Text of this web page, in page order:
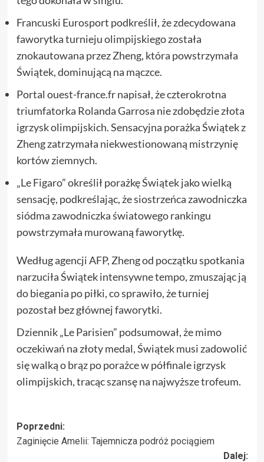
Francuski Eurosport podkreślił, że zdecydowana
faworytka turnieju olimpijskiego została
znokautowana przez Zheng, która powstrzymała
Świątek, dominującą na mączce.
Portal ouest-france.fr napisał, że czterokrotna
triumfatorka Rolanda Garrosa nie zdobędzie złota
igrzysk olimpijskich. Sensacyjna porażka Świątek z
Zheng zatrzymała niekwestionowaną mistrzynię
kortów ziemnych.
„Le Figaro” określił porażkę Świątek jako wielką
sensację, podkreślając, że siostrzeńca zawodniczka
siódma zawodniczka światowego rankingu
powstrzymała murowaną faworytkę.
Według agencji AFP, Zheng od początku spotkania
narzuciła Świątek intensywne tempo, zmuszając ją
do biegania po piłki, co sprawiło, że turniej
pozostał bez głównej faworytki.
Dziennik „Le Parisien” podsumował, że mimo
oczekiwań na złoty medal, Świątek musi zadowolić
się walką o brąz po porażce w półfinale igrzysk
olimpijskich, tracąc szansę na najwyższe trofeum.
Zobacz
wpisy
Poprzedni:
Zaginięcie Amelii: Tajemnicza podróż pociągiem
Dalej: